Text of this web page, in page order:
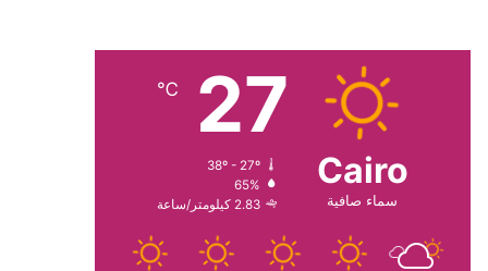
Cairo
سماء صافية
27
℃
38º - 27º
65%
2.83 كيلومتر/ساعة